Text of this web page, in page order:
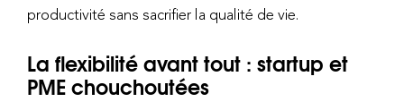
productivité sans sacrifier la qualité de vie.
La flexibilité avant tout : startup et
PME chouchoutées